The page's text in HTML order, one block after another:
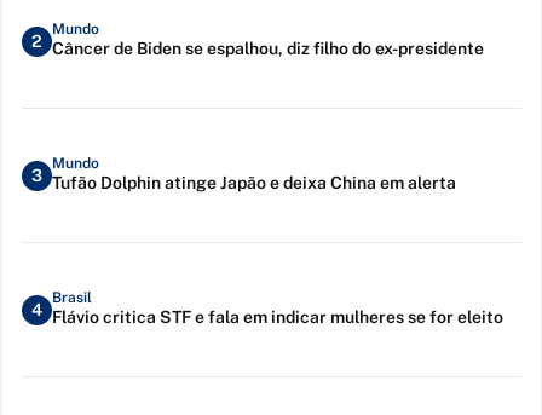
2
Mundo
Câncer de Biden se espalhou, diz filho do ex-presidente
3
Mundo
Tufão Dolphin atinge Japão e deixa China em alerta
4
Brasil
Flávio critica STF e fala em indicar mulheres se for eleito